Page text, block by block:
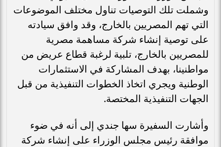
وشملت تلك التوصيات تناول مختلف الموضوعات
التي تهم المصريين بالخارج، وقد وافق سيادته
على توصية إنشاء شركة مساهمة مصرية
للمصريين بالخارج، تلبية لرغبة قطاع عريض من
مواطنينا، بهدف المشاركة في الاستثمارات
الوطنية ويجري اتخاذ الخطوات التنفيذية من قبل
الجهات التنفيذية المختصة.
وأشارت السفيرة سها جندي إلى أنه في ضوء
موافقة رئيس مجلس الوزراء على إنشاء شركة